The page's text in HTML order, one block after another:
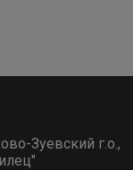
Зуевский г.о.,